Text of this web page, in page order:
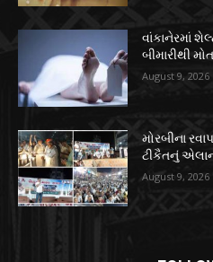
વાંકાનેરમાં
બીમારીથી મોત
August 9, 2026
મોરબીના
ટીકૈતનું
August 9, 2026